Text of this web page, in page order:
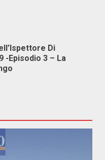
Di
-Episodio 3 – La